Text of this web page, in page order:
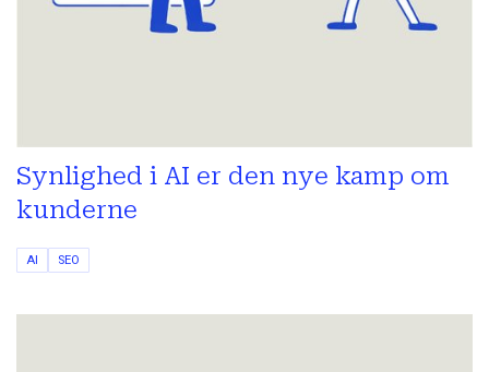
Synlighed i AI er den nye kamp om
kunderne
AI SEO